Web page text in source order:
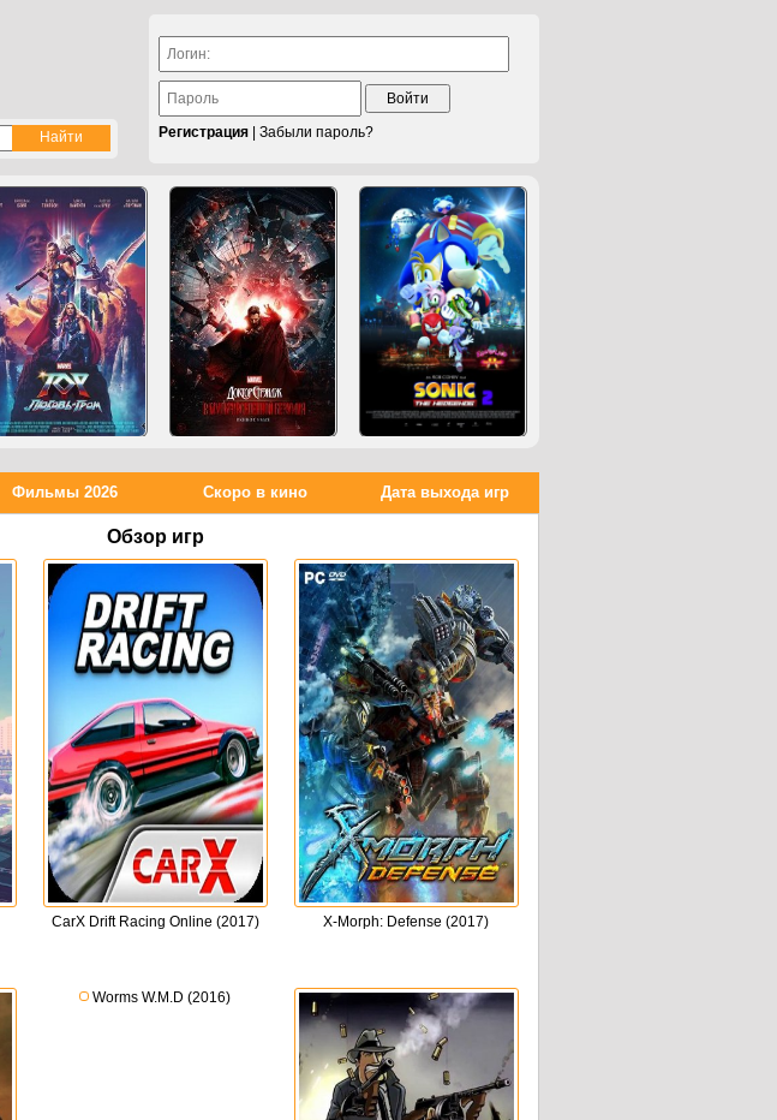
Войти
Регистрация
Забыли пароль?
Обзор игр
CarX Drift Racing Online (2017) X-Morph: Defense (2017)
Worms W.M.D (2016)
Фильмы 2026 Скоро в кино Дата выхода игр